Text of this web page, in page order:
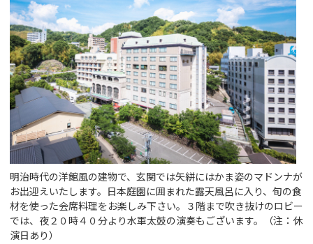
明治時代の洋館風の建物で、玄関では矢絣にはかま姿のマドンナが
お出迎えいたします。日本庭園に囲まれた露天風呂に入り、旬の食
材を使った会席料理をお楽しみ下さい。３階まで吹き抜けのロビー
では、夜２０時４０分より水軍太鼓の演奏もございます。（注：休
演日あり）